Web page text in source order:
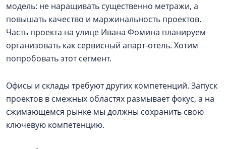
модель: не наращивать существенно метражи, а
повышать качество и маржинальность проектов.
Часть проекта на улице Ивана Фомина планируем
организовать как сервисный апарт-отель. Хотим
попробовать этот сегмент.
Офисы и склады требуют других компетенций. Запуск
проектов в смежных областях размывает фокус, а на
сжимающемся рынке мы должны сохранить свою
ключевую компетенцию.